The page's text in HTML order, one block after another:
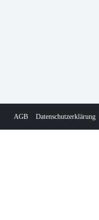
AGB Datenschutzerklärung